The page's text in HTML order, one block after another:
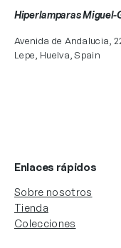
Hiperlamparas Miguel-
Avenida de Andalucia,
Lepe, Huelva, Spain
Enlaces rápidos
Sobre nosotros
Tienda
Colecciones